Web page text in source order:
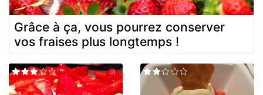
Grâce à ça, vous pourrez conserver
vos fraises plus longtemps !